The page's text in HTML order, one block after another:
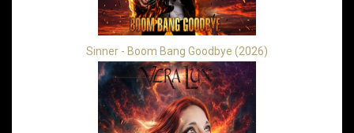
Sinner - Boom Bang Goodbye (2026)